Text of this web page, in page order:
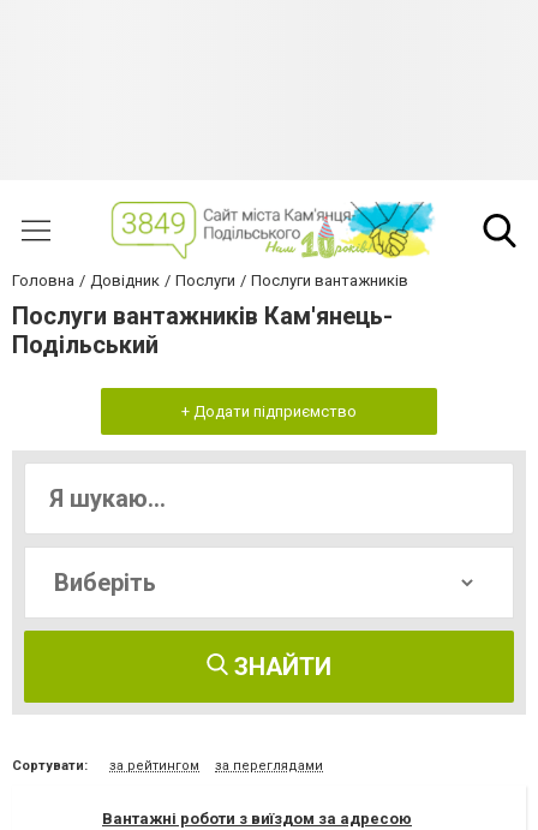
Головна Довідник Послуги Послуги вантажників
Послуги вантажників Кам'янець-
Подільський
+ Додати підприємство
ЗНАЙТИ
Сортувати: за рейтингом за переглядами
Вантажні роботи з виїздом за адресою